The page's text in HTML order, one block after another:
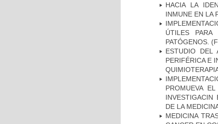
HACIA LA
INMUNE EN LA
ÚTILES
PATÓGENOS.
ESTUDIO DEL
PERIFÉRICA E
PROMUEVA
INVESTIGACIN
DE LA
MEDICINA